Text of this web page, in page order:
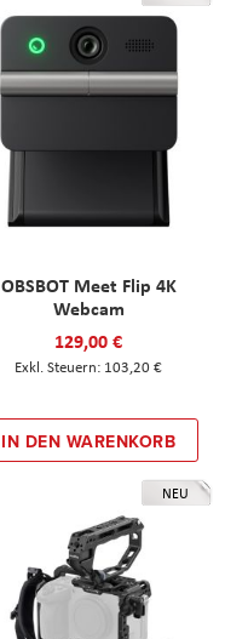
OBSBOT Meet Flip 4K
Webcam
129,00 €
103,20 €
IN DEN WARENKORB
NEU